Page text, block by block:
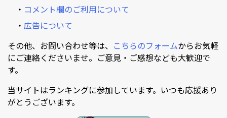
・ コメント欄のご利用について
・ 広告について
その他、お問い合わせ等は、 こちらのフォームからお気軽
にご連絡くださいませ。ご意見・ご感想なども大歓迎で
す。
当サイトはランキングに参加しています。いつも応援あり
がとうございます。